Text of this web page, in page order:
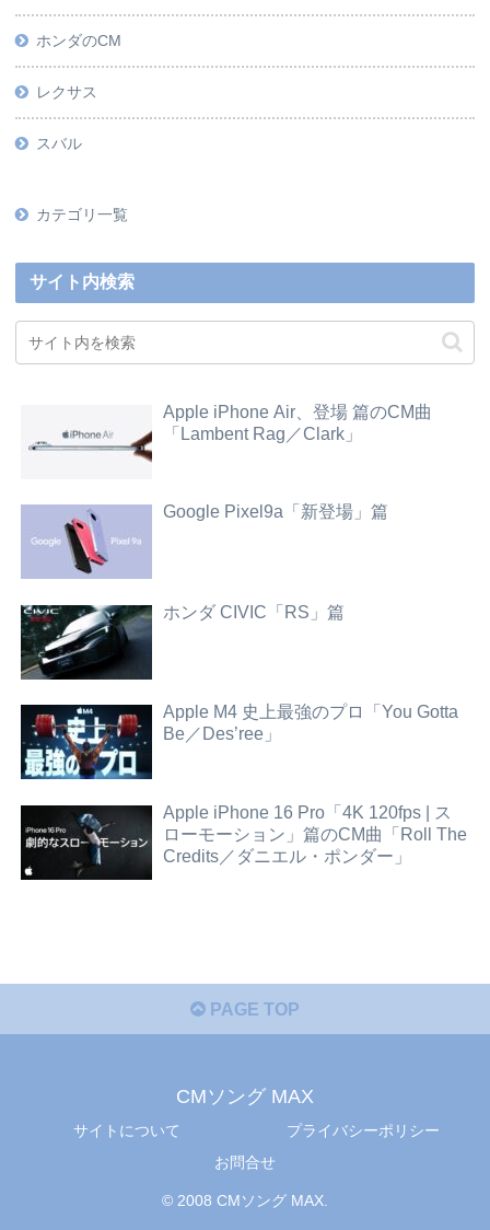
ホンダのCM
レクサス
スバル
カテゴリ一覧
サイト内検索
Apple iPhone Air、登場 篇のCM曲
「Lambent Rag／Clark」
Google Pixel9a「新登場」篇
ホンダ CIVIC「RS」篇
Apple M4 史上最強のプロ「You Gotta
Be／Des’ree」
Apple iPhone 16 Pro「4K 120fps | ス
ローモーション」篇のCM曲「Roll The
Credits／ダニエル・ポンダー」
PAGE TOP
CMソング MAX
サイトについて
プライバシーポリシー
お問合せ
© 2008 CMソング MAX.